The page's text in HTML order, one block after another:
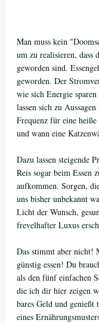
Man muss kein
um zu realisieren, dass
geworden sind.
geworden. Der
wie sich Energie
lassen sich zu
Frequenz für eine
und wann eine
Dazu lassen steigende
Reis sogar beim Essen
aufkommen. Sorgen,
uns bisher unbekannt
Licht der Wunsch,
frevelhafter Luxus
Das stimmt aber nicht!
günstig essen! Du
als den fünf einfachen
die ich dir hier zeigen
bares Geld und genießt
eines